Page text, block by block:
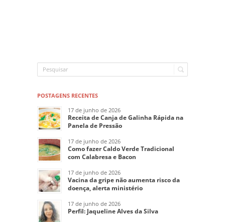
POSTAGENS RECENTES
17 de junho de 2026
Receita de Canja de Galinha Rápida na
Panela de Pressão
17 de junho de 2026
Como fazer Caldo Verde Tradicional
com Calabresa e Bacon
17 de junho de 2026
Vacina da gripe não aumenta risco da
doença, alerta ministério
17 de junho de 2026
Perfil: Jaqueline Alves da Silva